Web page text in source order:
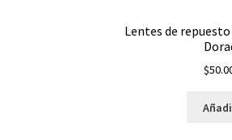
Lentes de
$